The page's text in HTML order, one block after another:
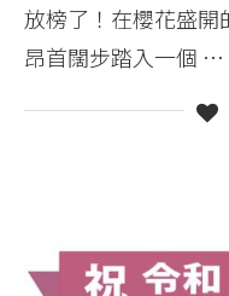
放榜了！在櫻花盛開
昂首闊步踏入一個 …